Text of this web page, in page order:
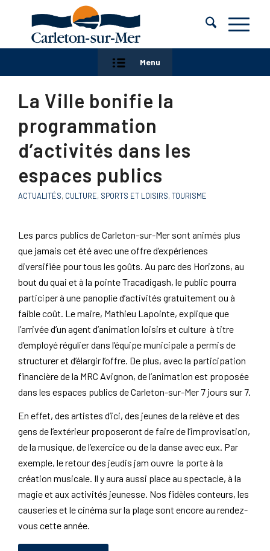
Menu
La Ville bonifie la
programmation
d’activités dans les
espaces publics
ACTUALITÉS, CULTURE, SPORTS ET LOISIRS, TOURISME
Les parcs publics de Carleton-sur-Mer sont animés plus
que jamais cet été avec une offre d’expériences
diversifiée pour tous les goûts. Au parc des Horizons, au
bout du quai et à la pointe Tracadigash, le public pourra
participer à une panoplie d’activités gratuitement ou à
faible coût. Le maire, Mathieu Lapointe, explique que
l’arrivée d’un agent d’animation loisirs et culture à titre
d’employé régulier dans l’équipe municipale a permis de
structurer et d’élargir l’offre. De plus, avec la participation
financière de la MRC Avignon, de l’animation est proposée
dans les espaces publics de Carleton-sur-Mer 7 jours sur 7.
En effet, des artistes d’ici, des jeunes de la relève et des
gens de l’extérieur proposeront de faire de l’improvisation,
de la musique, de l’exercice ou de la danse avec eux. Par
exemple, le retour des jeudis jam ouvre la porte à la
création musicale. Il y aura aussi place au spectacle, à la
magie et aux activités jeunesse. Nos fidèles conteurs, les
causeries et le cinéma sur la plage sont encore au rendez-
vous cette année.